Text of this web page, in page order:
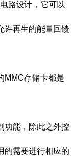
路设计，它可以
再生的能量回馈
存储卡都是
能，除此之外控
需要进行相应的